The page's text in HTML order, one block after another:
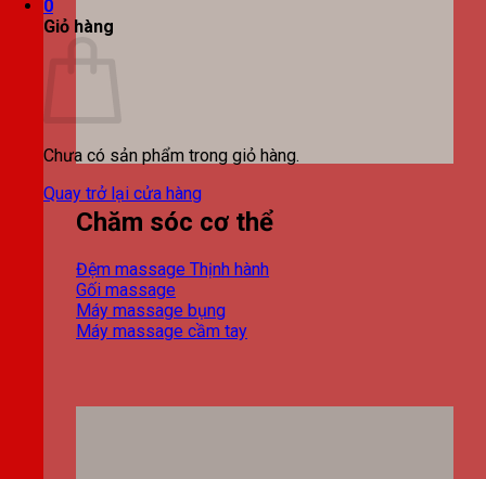
0
Giỏ hàng
Chưa có sản phẩm trong giỏ hàng.
Quay trở lại cửa hàng
Chăm sóc cơ thể
Đệm massage
Gối massage
Máy massage bụng
Máy massage cầm tay